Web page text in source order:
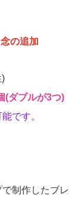
の追加
)
(ダブルが3つ)
です。
で制作したブ